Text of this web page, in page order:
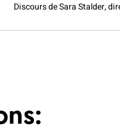
Discours de Sara Stalder,